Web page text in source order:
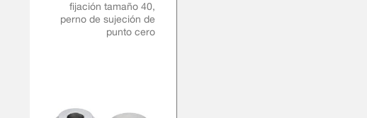
fijación tamaño 40,
perno de sujeción de
punto cero